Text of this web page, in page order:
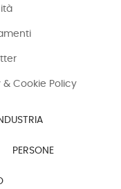
& Cookie Policy
PERSONE